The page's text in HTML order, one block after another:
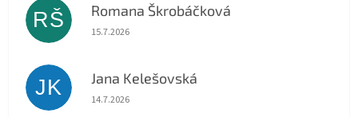
RŠ Romana Škrobáčková
Hodnocení obchodu je 5 z 5 hvězdiček.
15.7.2026
JK Jana Kelešovská
Hodnocení obchodu je 5 z 5 hvězdiček.
14.7.2026